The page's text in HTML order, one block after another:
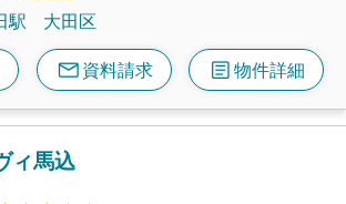
駅 大田区
mail資料請求 article物件詳細
ィ馬込